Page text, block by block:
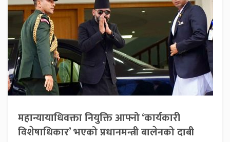
महान्यायाधिवक्ता नियुक्ति आफ्नो ‘कार्यकारी
विशेषाधिकार’ भएको प्रधानमन्त्री बालेनको दाबी